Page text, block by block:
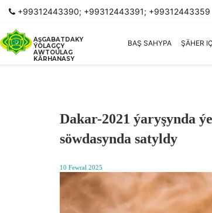
+99312443390; +99312443391; +99312443359
AŞGABATDAKY
ÝOLAGÇY
AWTOULAG
KÄRHANASY
BAŞ SAHYPA ŞÄHER
Dakar-2021 ýaryşynda
söwdasynda satyldy
10 Fewral 2025